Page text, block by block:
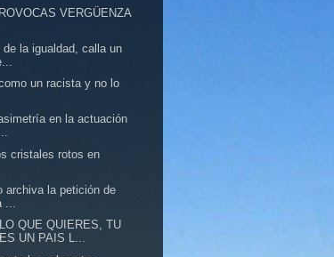
VERGÜENZA
de la igualdad, calla un
un racista y no lo
en la actuación
cristales rotos en
archiva la petición de
QUE QUIERES, TU
UN PAIS L...